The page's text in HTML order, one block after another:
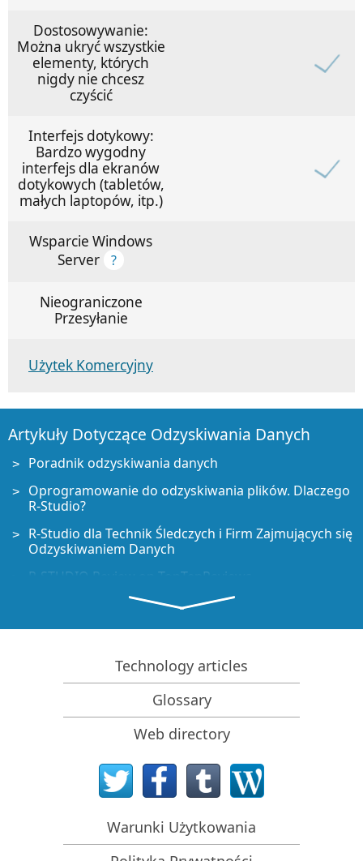
Dostosowywanie:
Można ukryć wszystkie
elementy, których
nigdy nie chcesz
czyścić
Interfejs dotykowy:
Bardzo wygodny
interfejs dla ekranów
dotykowych (tabletów,
małych laptopów, itp.)
Wsparcie Windows
Server
?
Nieograniczone
Przesyłanie
Użytek Komercyjny
Artykuły Dotyczące Odzyskiwania Danych
Poradnik odzyskiwania danych
Oprogramowanie do odzyskiwania plików. Dlaczego
R-Studio?
R-Studio dla Technik Śledczych i Firm Zajmujących się
Odzyskiwaniem Danych
R-STUDIO Review on TopTenReviews
Sposób odzyskiwania plików dla dysków SSD i innych
Przewidywanie pomyślności dla typowych
przypadków odzyskiwania danych
Odzyskiwanie Nadpisanych Danych
Emergency File Recovery Using R-Studio Emergency
Prezentacja Odzyskiwania RAID
R-Studio: Odzyskiwanie danych z niedziałającego
Odzyskiwanie Plików z Komputera, Który Się Nie
Technology articles
Glossary
Web directory
Warunki Użytkowania